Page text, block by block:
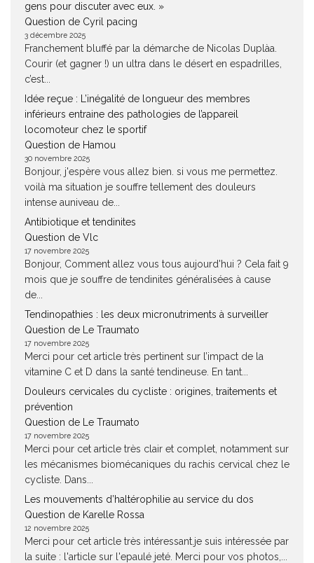
gens pour discuter avec eux. »
Question de Cyril pacing
3 décembre 2025
Franchement bluffé par la démarche de Nicolas Duplàa.
Courir (et gagner !) un ultra dans le désert en espadrilles,
c’est...
Idée reçue : L’inégalité de longueur des membres
inférieurs entraine des pathologies de l’appareil
locomoteur chez le sportif
Question de Hamou
30 novembre 2025
Bonjour, j'espère vous allez bien. si vous me permettez.
voilà ma situation je souffre tellement des douleurs
intense auniveau de...
Antibiotique et tendinites
Question de Vlc
17 novembre 2025
Bonjour, Comment allez vous tous aujourd'hui ? Cela fait 9
mois que je souffre de tendinites généralisées à cause
de...
Tendinopathies : les deux micronutriments à surveiller
Question de Le Traumato
17 novembre 2025
Merci pour cet article très pertinent sur l’impact de la
vitamine C et D dans la santé tendineuse. En tant...
Douleurs cervicales du cycliste : origines, traitements et
prévention
Question de Le Traumato
17 novembre 2025
Merci pour cet article très clair et complet, notamment sur
les mécanismes biomécaniques du rachis cervical chez le
cycliste. Dans...
Les mouvements d’haltérophilie au service du dos
Question de Karelle Rossa
12 novembre 2025
Merci pour cet article très intéressant.je suis intéressée par
la suite : l'article sur l'epaulé jeté. Merci pour vos photos,...